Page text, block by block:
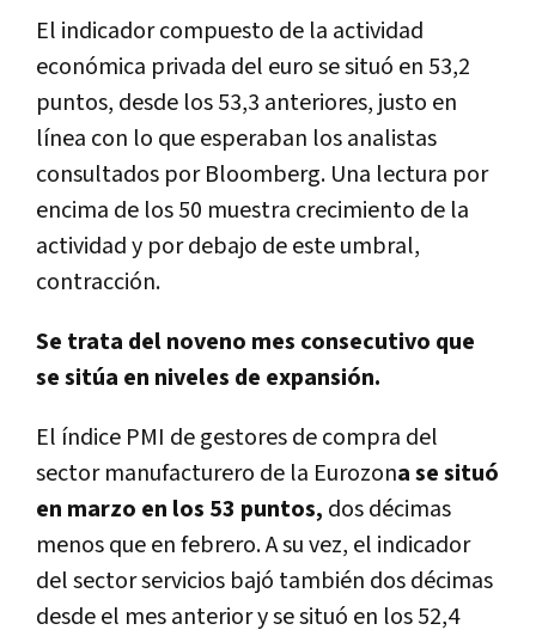
El indicador compuesto de la actividad
económica privada del euro se situó en 53,2
puntos, desde los 53,3 anteriores, justo en
línea con lo que esperaban los analistas
consultados por Bloomberg. Una lectura por
encima de los 50 muestra crecimiento de la
actividad y por debajo de este umbral,
contracción.
Se trata del noveno mes consecutivo que
se sitúa en niveles de expansión.
El índice PMI de gestores de compra del
sector manufacturero de la Eurozona se situó
en marzo en los 53 puntos, dos décimas
menos que en febrero. A su vez, el indicador
del sector servicios bajó también dos décimas
desde el mes anterior y se situó en los 52,4